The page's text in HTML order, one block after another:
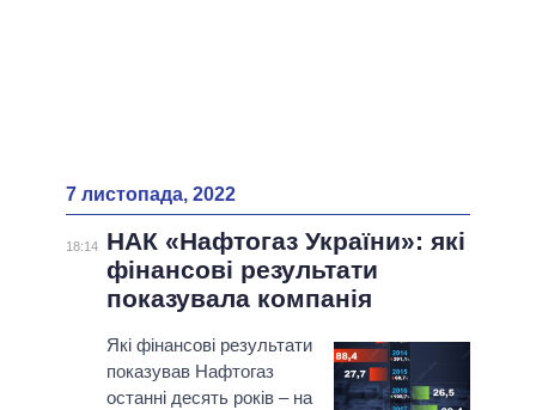
7 листопада, 2022
18:14
НАК «Нафтогаз України»: які
фінансові результати
показувала компанія
Які фінансові результати
показував Нафтогаз
останні десять років – на